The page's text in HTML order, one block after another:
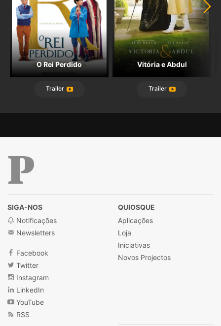
O Rei Perdido
Trailer
Vitória e Abdul
Trailer
SIGA-NOS
Notificações
Newsletters
Facebook
Twitter
Instagram
LinkedIn
YouTube
RSS
QUIOSQUE
Aplicações
Loja
Iniciativas
Novos Projectos